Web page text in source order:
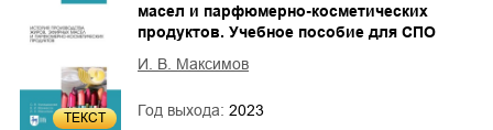
ТЕКСТ
масел и парфюмерно-косметических
продуктов. Учебное пособие для СПО
И. В. Максимов
Год выхода: 2023